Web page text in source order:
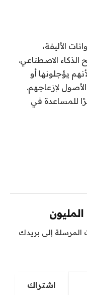
الأليفة،
الذكاء الاصطناعي.
يؤجلونها أو
لإزعاجهم.
للمساعدة في
إلى بريدك
اشتراك